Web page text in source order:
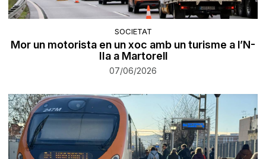
SOCIETAT
Mor un motorista en un xoc amb un turisme a l’N-
IIa a Martorell
07/06/2026